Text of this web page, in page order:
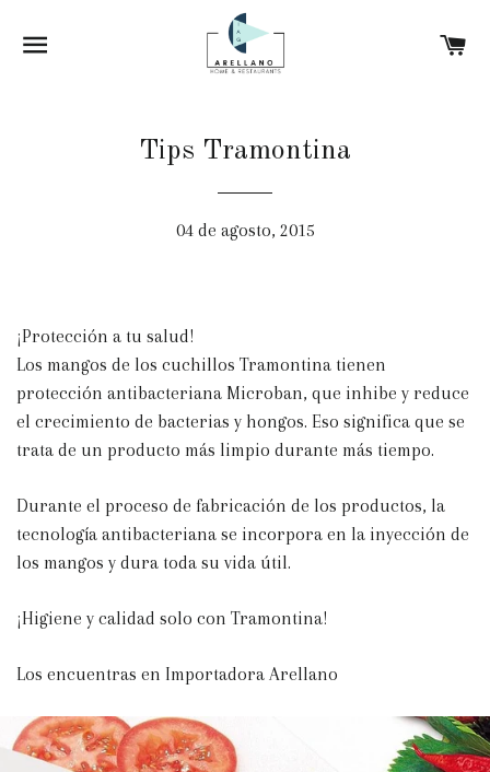
Tips Tramontina
04 de agosto, 2015
¡Protección a tu salud!
Los mangos de los cuchillos Tramontina tienen
protección antibacteriana Microban, que inhibe y reduce
el crecimiento de bacterias y hongos. Eso significa que se
trata de un producto más limpio durante más tiempo.
Durante el proceso de fabricación de los productos, la
tecnología antibacteriana se incorpora en la inyección de
los mangos y dura toda su vida útil.
¡Higiene y calidad solo con Tramontina!
Los encuentras en Importadora Arellano